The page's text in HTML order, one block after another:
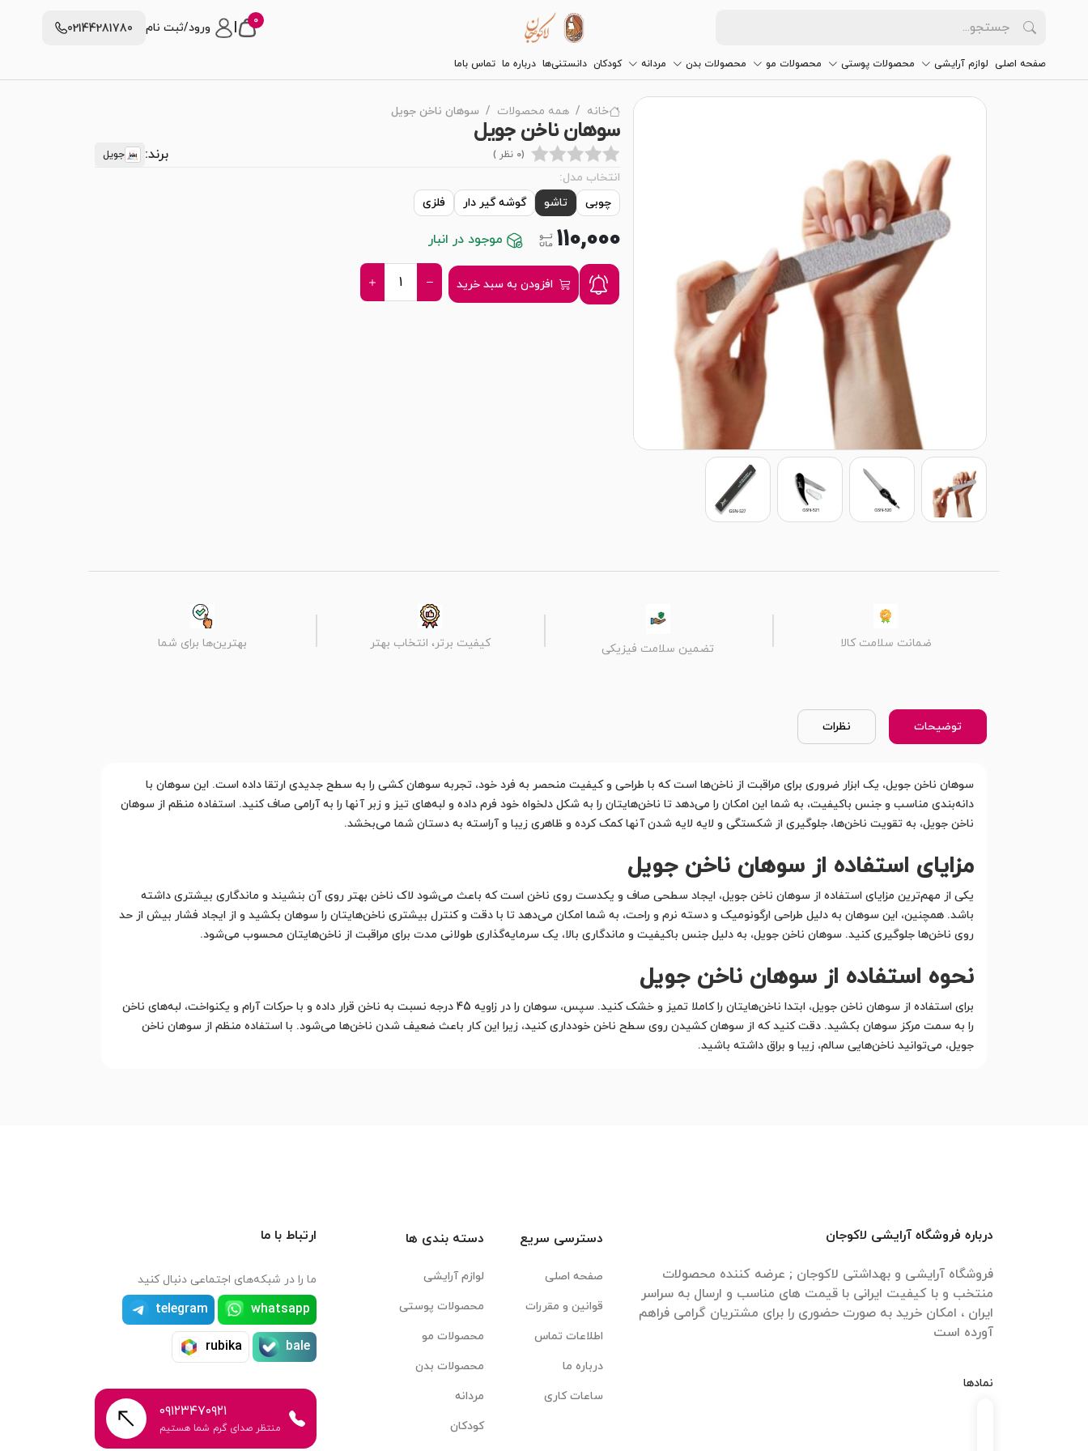
0 ورود/ثبت نام 02144281780
صفحه اصلی لوازم آرایشی محصولات پوستی محصولات مو محصولات بدن مردانه کودکان دانستنی‌ها درباره ما تماس باما
خانه همه محصولات سوهان ناخن جویل
سوهان ناخن جویل
(0 نظر ) برند: جویل
انتخاب مدل:
چوبی
تاشو گوشه گیر دار فلزی
110,000 موجود در انبار
افزودن به سبد خرید
ضمانت سلامت کالا تضمین سلامت فیزیکی کیفیت برتر، انتخاب بهتر بهترین‌ها برای شما
توضیحات نظرات
سوهان ناخن جویل، یک ابزار ضروری برای مراقبت از ناخن‌ها است که با طراحی و کیفیت منحصر به فرد خود، تجربه سوهان کشی را به سطح جدیدی ارتقا داده است. این سوهان با
دانه‌بندی مناسب و جنس باکیفیت، به شما این امکان را می‌دهد تا ناخن‌هایتان را به شکل دلخواه خود فرم داده و لبه‌های تیز و زبر آنها را به آرامی صاف کنید. استفاده منظم از سوهان
ناخن جویل، به تقویت ناخن‌ها، جلوگیری از شکستگی و لایه لایه شدن آنها کمک کرده و ظاهری زیبا و آراسته به دستان شما می‌بخشد.
مزایای استفاده از سوهان ناخن جویل
یکی از مهم‌ترین مزایای استفاده از سوهان ناخن جویل، ایجاد سطحی صاف و یکدست روی ناخن است که باعث می‌شود لاک ناخن بهتر روی آن بنشیند و ماندگاری بیشتری داشته
باشد. همچنین، این سوهان به دلیل طراحی ارگونومیک و دسته نرم و راحت، به شما امکان می‌دهد تا با دقت و کنترل بیشتری ناخن‌هایتان را سوهان بکشید و از ایجاد فشار بیش از حد
روی ناخن‌ها جلوگیری کنید. سوهان ناخن جویل، به دلیل جنس باکیفیت و ماندگاری بالا، یک سرمایه‌گذاری طولانی مدت برای مراقبت از ناخن‌هایتان محسوب می‌شود.
نحوه استفاده از سوهان ناخن جویل
برای استفاده از سوهان ناخن جویل، ابتدا ناخن‌هایتان را کاملا تمیز و خشک کنید. سپس، سوهان را در زاویه 45 درجه نسبت به ناخن قرار داده و با حرکات آرام و یکنواخت، لبه‌های ناخن
را به سمت مرکز سوهان بکشید. دقت کنید که از سوهان کشیدن روی سطح ناخن خودداری کنید، زیرا این کار باعث ضعیف شدن ناخن‌ها می‌شود. با استفاده منظم از سوهان ناخن
جویل، می‌توانید ناخن‌هایی سالم، زیبا و براق داشته باشید.
درباره فروشگاه آرایشی لاکوجان
فروشگاه آرایشی و بهداشتی لاکوجان ; عرضه کننده محصولات
منتخب و با کیفیت ایرانی با قیمت های مناسب و ارسال به سراسر
ایران ، امکان خرید به صورت حضوری را برای مشتریان گرامی فراهم
آورده است
نمادها
دسترسی سریع
صفحه اصلی
قوانین و مقررات
اطلاعات تماس
درباره ما
ساعات کاری
دسته بندی ها
لوازم آرایشی
محصولات پوستی
محصولات مو
محصولات بدن
مردانه
کودکان
ارتباط با ما
ما را در شبکه‌های اجتماعی دنبال کنید
whatsapp
telegram
bale
rubika
۰۹۱۲۳۴۷۰۹۲۱
منتظر صدای گرم شما هستیم